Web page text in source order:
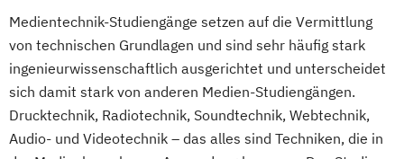
Medientechnik-Studiengänge setzen auf die Vermittlung
von technischen Grundlagen und sind sehr häufig stark
ingenieurwissenschaftlich ausgerichtet und unterscheidet
sich damit stark von anderen Medien-Studiengängen.
Drucktechnik, Radiotechnik, Soundtechnik, Webtechnik,
Audio- und Videotechnik – das alles sind Techniken, die in